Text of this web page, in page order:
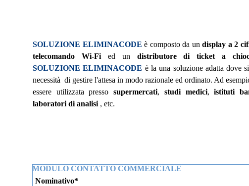
SOLUZIONE ELIMINACODE è composto da un display a 2
telecomando Wi-Fi ed un distributore di ticket a
SOLUZIONE ELIMINACODE è la una soluzione adatta dove
necessità di gestire l'attesa in modo razionale ed ordinato. Ad
essere utilizzata pressosupermercati, studi medici,istituti
laboratori di analisi , etc.
MODULO CONTATTO COMMERCIALE
Nominativo*